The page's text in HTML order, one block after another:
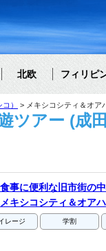
北欧 フィリピ
） メキシコシティ＆オア
ツアー (成
事に便利な旧市街の
キシコシティ＆オア
レージ 学割